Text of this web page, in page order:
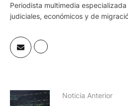
Periodista multimedia
judiciales, económicos y de
Noticia Anterior